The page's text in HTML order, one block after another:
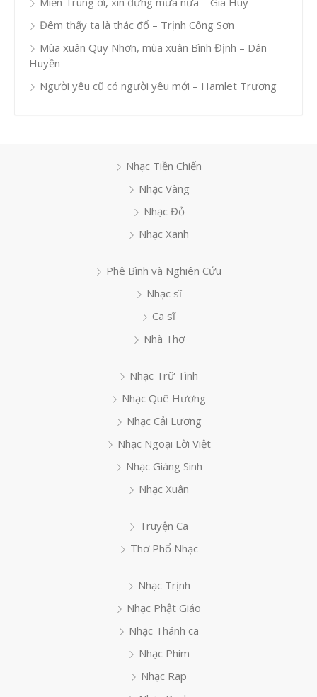
Đêm thấy ta là thác đổ – Trịnh Công Sơn
Mùa xuân Quy Nhơn, mùa xuân Bình Định – Dân
Huyền
Người yêu cũ có người yêu mới – Hamlet Trương
Nhạc Tiền Chiến
Nhạc Vàng
Nhạc Đỏ
Nhạc Xanh
Phê Bình và Nghiên Cứu
Nhạc sĩ
Ca sĩ
Nhà Thơ
Nhạc Trữ Tình
Nhạc Quê Hương
Nhạc Cải Lương
Nhạc Ngoại Lời Việt
Nhạc Giáng Sinh
Nhạc Xuân
Truyện Ca
Thơ Phổ Nhạc
Nhạc Trịnh
Nhạc Phật Giáo
Nhạc Thánh ca
Nhạc Phim
Nhạc Rap